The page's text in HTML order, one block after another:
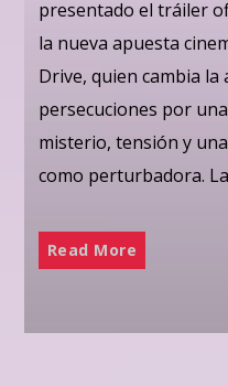
presentado el tráiler
la nueva apuesta
Drive, quien cambia la
persecuciones por
misterio, tensión y
como perturbadora.
Read More